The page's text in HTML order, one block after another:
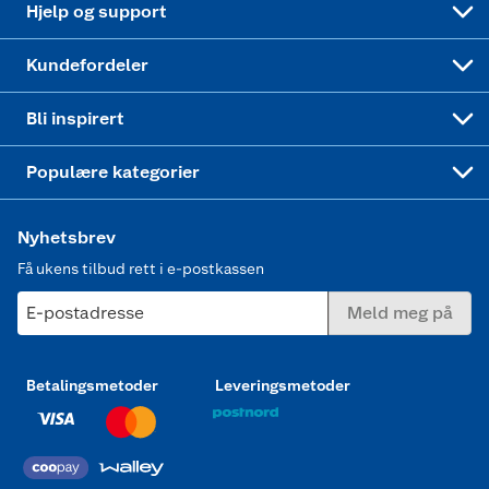
Hjelp og support
Kundefordeler
Bli inspirert
Populære kategorier
Nyhetsbrev
Få ukens tilbud rett i e-postkassen
E-postadresse Meld meg på
Betalingsmetoder Leveringsmetoder